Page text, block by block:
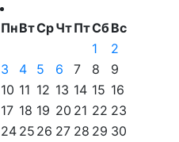
ПнВтСрЧтПтСбВс
1
2
3
4 5 6 7 8
9
10 11 12 13 14 15 16
17 18 19 20 21 22 23
24 25 26 27 28 29 30